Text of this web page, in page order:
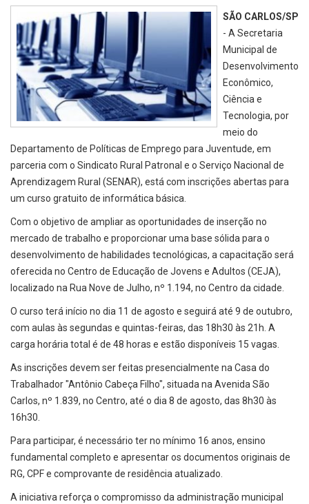
SÃO CARLOS/SP
- A Secretaria
Municipal de
Desenvolvimento
Econômico,
Ciência e
Tecnologia, por
meio do
Departamento de Políticas de Emprego para Juventude, em
parceria com o Sindicato Rural Patronal e o Serviço Nacional de
Aprendizagem Rural (SENAR), está com inscrições abertas para
um curso gratuito de informática básica.
Com o objetivo de ampliar as oportunidades de inserção no
mercado de trabalho e proporcionar uma base sólida para o
desenvolvimento de habilidades tecnológicas, a capacitação será
oferecida no Centro de Educação de Jovens e Adultos (CEJA),
localizado na Rua Nove de Julho, nº 1.194, no Centro da cidade.
O curso terá início no dia 11 de agosto e seguirá até 9 de outubro,
com aulas às segundas e quintas-feiras, das 18h30 às 21h. A
carga horária total é de 48 horas e estão disponíveis 15 vagas.
As inscrições devem ser feitas presencialmente na Casa do
Trabalhador "Antônio Cabeça Filho", situada na Avenida São
Carlos, nº 1.839, no Centro, até o dia 8 de agosto, das 8h30 às
16h30.
Para participar, é necessário ter no mínimo 16 anos, ensino
fundamental completo e apresentar os documentos originais de
RG, CPF e comprovante de residência atualizado.
A iniciativa reforça o compromisso da administração municipal